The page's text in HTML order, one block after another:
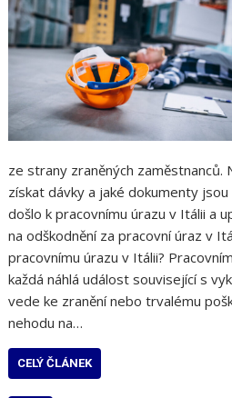
ze strany zraněných zaměstnanců.
získat dávky a jaké dokumenty
došlo k pracovnímu úrazu v Itálii a
na odškodnění za pracovní úraz v
pracovnímu úrazu v Itálii?
každá náhlá událost související s
vede ke zranění nebo trvalému
nehodu na…
CELÝ ČLÁNEK